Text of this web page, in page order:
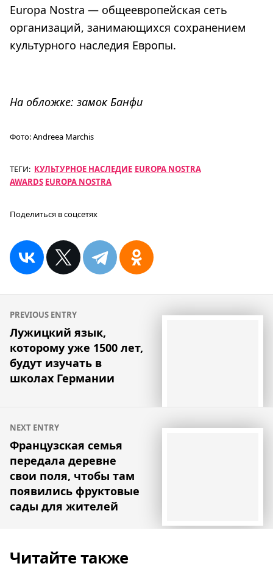
Europa Nostra — общеевропейская сеть
организаций, занимающихся сохранением
культурного наследия Европы.
На обложке: замок Банфи
Фото:Andreea Marchis
ТЕГИ: КУЛЬТУРНОЕ НАСЛЕДИЕ EUROPA NOSTRA
AWARDS EUROPA NOSTRA
Поделиться в соцсетях
Навигация
по
записям
PREVIOUS ENTRY
Лужицкий язык,
которому уже 1500 лет,
будут изучать в
школах Германии
NEXT ENTRY
Французская семья
передала деревне
свои поля, чтобы там
появились фруктовые
сады для жителей
Читайте также